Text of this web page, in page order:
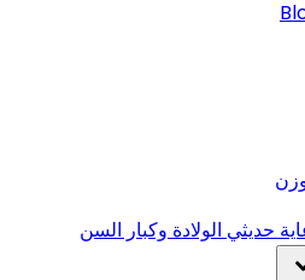
حديثي الولادة وكبار السن